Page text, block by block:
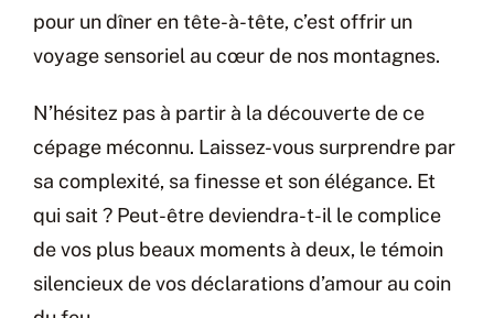
pour un dîner en tête-à-tête, c’est offrir un
voyage sensoriel au cœur de nos montagnes.
N’hésitez pas à partir à la découverte de ce
cépage méconnu. Laissez-vous surprendre par
sa complexité, sa finesse et son élégance. Et
qui sait ? Peut-être deviendra-t-il le complice
de vos plus beaux moments à deux, le témoin
silencieux de vos déclarations d’amour au coin